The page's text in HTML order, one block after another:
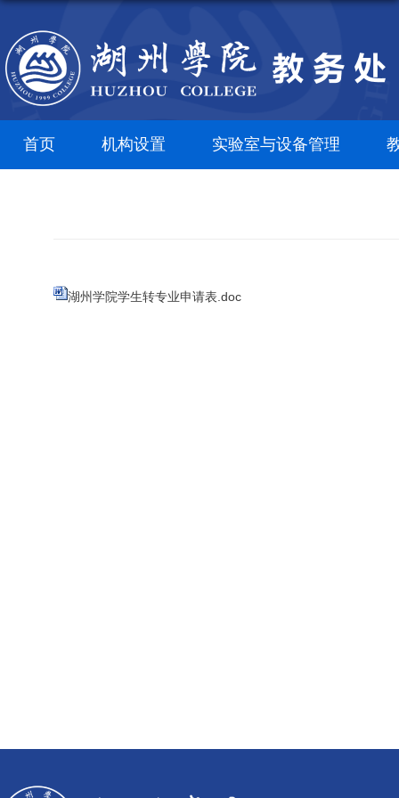
首页 机构设置 实验室与设备管理
湖州学院学生转专业申请表.doc